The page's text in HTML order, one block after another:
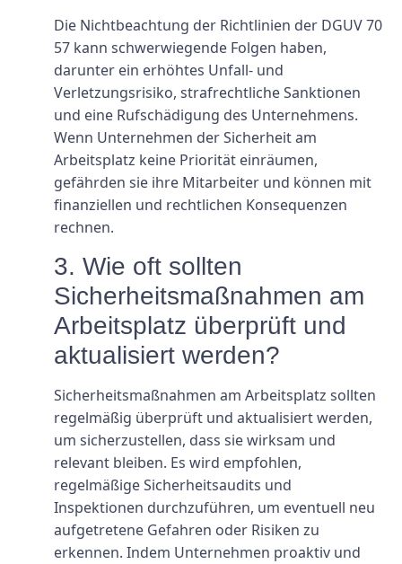
Die Nichtbeachtung der Richtlinien der DGUV 70
57 kann schwerwiegende Folgen haben,
darunter ein erhöhtes Unfall- und
Verletzungsrisiko, strafrechtliche Sanktionen
und eine Rufschädigung des Unternehmens.
Wenn Unternehmen der Sicherheit am
Arbeitsplatz keine Priorität einräumen,
gefährden sie ihre Mitarbeiter und können mit
finanziellen und rechtlichen Konsequenzen
rechnen.
3. Wie oft sollten
Sicherheitsmaßnahmen am
Arbeitsplatz überprüft und
aktualisiert werden?
Sicherheitsmaßnahmen am Arbeitsplatz sollten
regelmäßig überprüft und aktualisiert werden,
um sicherzustellen, dass sie wirksam und
relevant bleiben. Es wird empfohlen,
regelmäßige Sicherheitsaudits und
Inspektionen durchzuführen, um eventuell neu
aufgetretene Gefahren oder Risiken zu
erkennen. Indem Unternehmen proaktiv und